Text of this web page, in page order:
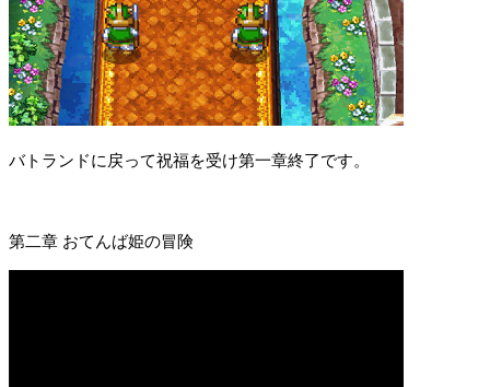
バトランドに戻って祝福を受け第一章終了です。
第二章 おてんば姫の冒険